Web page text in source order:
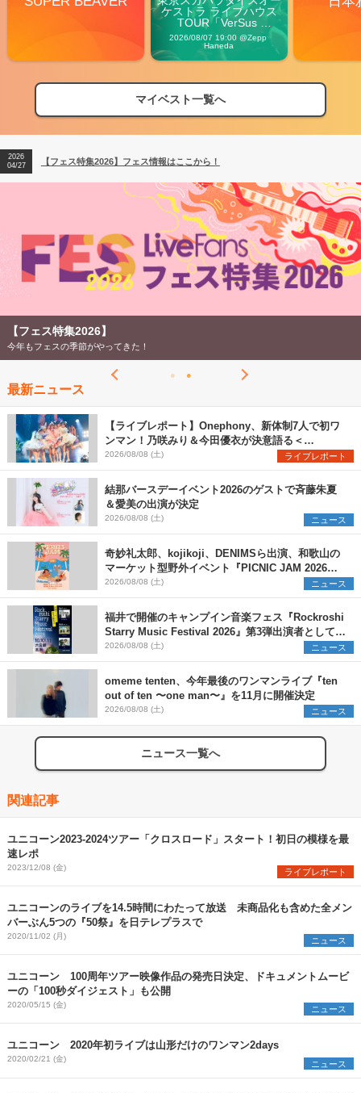
ケストラ ライブハウス
TOUR「VerSus
Carnival」
2026/08/07 19:00 @Zepp
Haneda
マイベスト一覧へ
【フェス特集2026】フェス情報はここから！
【ライブ動員ランキング】2026年上半期編発表！
2026
04/27
【フェス特集2026】フェス情報はここから！
2026
【ライブ動員ランキング】2026年上半期編発表！
【フェス特集2026】
今年もフェスの季節がやってきた！
最新ニュース
【ライブレポート】Onephony、新体制7人で初ワ
ンマン！乃咲みり＆今田優衣が決意語る＜
Onephony新体制1st Oneman Live はじまりの夏
＞
2026/08/08 (土) ライブレポート
結那バースデーイベント2026のゲストで斉藤朱夏
＆愛美の出演が決定
2026/08/08 (土) ニュース
奇妙礼太郎、kojikoji、DENIMSら出演、和歌山の
マーケット型野外イベント『PICNIC JAM 2026』
早割チケット発売開始
2026/08/08 (土) ニュース
福井で開催のキャンプイン音楽フェス『Rockroshi
Starry Music Festival 2026』第3弾出演者として
SCOOBIE DO、かりゆし58、Reiを発表
2026/08/08 (土) ニュース
omeme tenten、今年最後のワンマンライブ『ten
out of ten 〜one man〜』を11月に開催決定
2026/08/08 (土) ニュース
ニュース一覧へ
関連記事
ユニコーン2023-2024ツアー「クロスロード」スタート！初日の模様を最
速レポ
2023/12/08 (金) ライブレポート
ユニコーンのライブを14.5時間にわたって放送 未商品化も含めた全メン
バーぶん5つの『50祭』を日テレプラスで
2020/11/02 (月) ニュース
ユニコーン 100周年ツアー映像作品の発売日決定、ドキュメントムービ
ーの「100秒ダイジェスト」も公開
2020/05/15 (金) ニュース
ユニコーン 2020年初ライブは山形だけのワンマン2days
2020/02/21 (金) ニュース